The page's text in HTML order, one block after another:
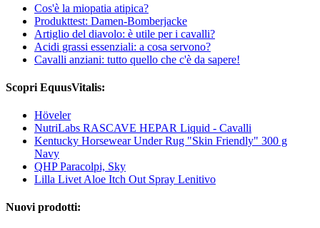
Cos'è la miopatia atipica?
Produkttest: Damen-Bomberjacke
Artiglio del diavolo: è utile per i cavalli?
Acidi grassi essenziali: a cosa servono?
Cavalli anziani: tutto quello che c'è da sapere!
Scopri EquusVitalis:
Höveler
NutriLabs RASCAVE HEPAR Liquid - Cavalli
Kentucky Horsewear Under Rug "Skin Friendly" 300 g
Navy
QHP Paracolpi, Sky
Lilla Livet Aloe Itch Out Spray Lenitivo
Nuovi prodotti: